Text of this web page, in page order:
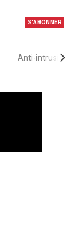
S'ABONNER
Anti-intrusion &